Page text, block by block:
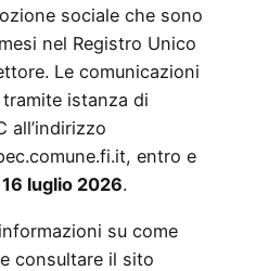
sociale che sono
nel Registro Unico
Le comunicazioni
istanza di
all’indirizzo
entro e
16 luglio 2026.
su come
consultare il sito